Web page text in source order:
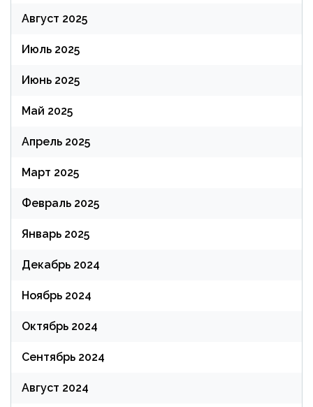
Август 2025
Июль 2025
Июнь 2025
Май 2025
Апрель 2025
Март 2025
Февраль 2025
Январь 2025
Декабрь 2024
Ноябрь 2024
Октябрь 2024
Сентябрь 2024
Август 2024